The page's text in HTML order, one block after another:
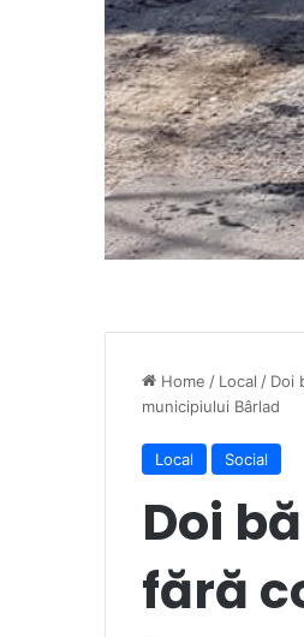
Home / Local / Doi
municipiului Bârlad
Local Social
Doi
fără